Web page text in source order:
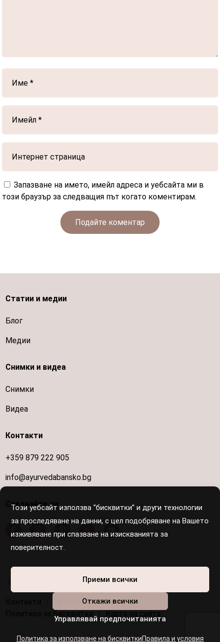
Този уебсайт използва “бисквитки” и други технологии
за проследяване на данни, с цел подобряване на Вашето
изживяване при спазване на изискванията за
поверителност.
Приеми всички
Откажи всички
Управлявай предпочитанията
Политика за използване на бисквиткиПравила и условия
Запазване на името, имейл адреса и уебсайта ми в
този браузър за следващия път когато коментирам.
Подайте коментар
Статии и медии
Блог
Медии
Снимки и видеа
Снимки
Видеа
Контакти
+359 879 222 905
info@ayurvedabansko.bg
Следвайте ни
Осигурен е достъп за хора с увреждания
Правила и условия |
Политика за бисквитки